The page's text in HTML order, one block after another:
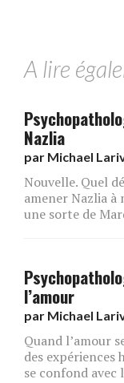
A lire
Nazlia
par Michael
Nouvelle. Quel
amener Nazlia
une sorte de
l’amour
par Michael
Quand l’amour
des expériences
se confond avec